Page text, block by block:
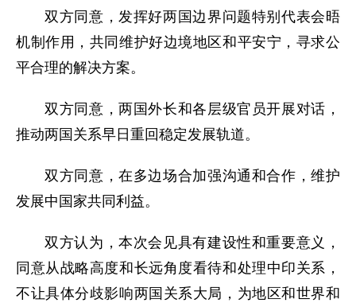
双方同意，发挥好两国边界问题特别代表会晤
机制作用，共同维护好边境地区和平安宁，寻求公
平合理的解决方案。
双方同意，两国外长和各层级官员开展对话，
推动两国关系早日重回稳定发展轨道。
双方同意，在多边场合加强沟通和合作，维护
发展中国家共同利益。
双方认为，本次会见具有建设性和重要意义，
同意从战略高度和长远角度看待和处理中印关系，
不让具体分歧影响两国关系大局，为地区和世界和